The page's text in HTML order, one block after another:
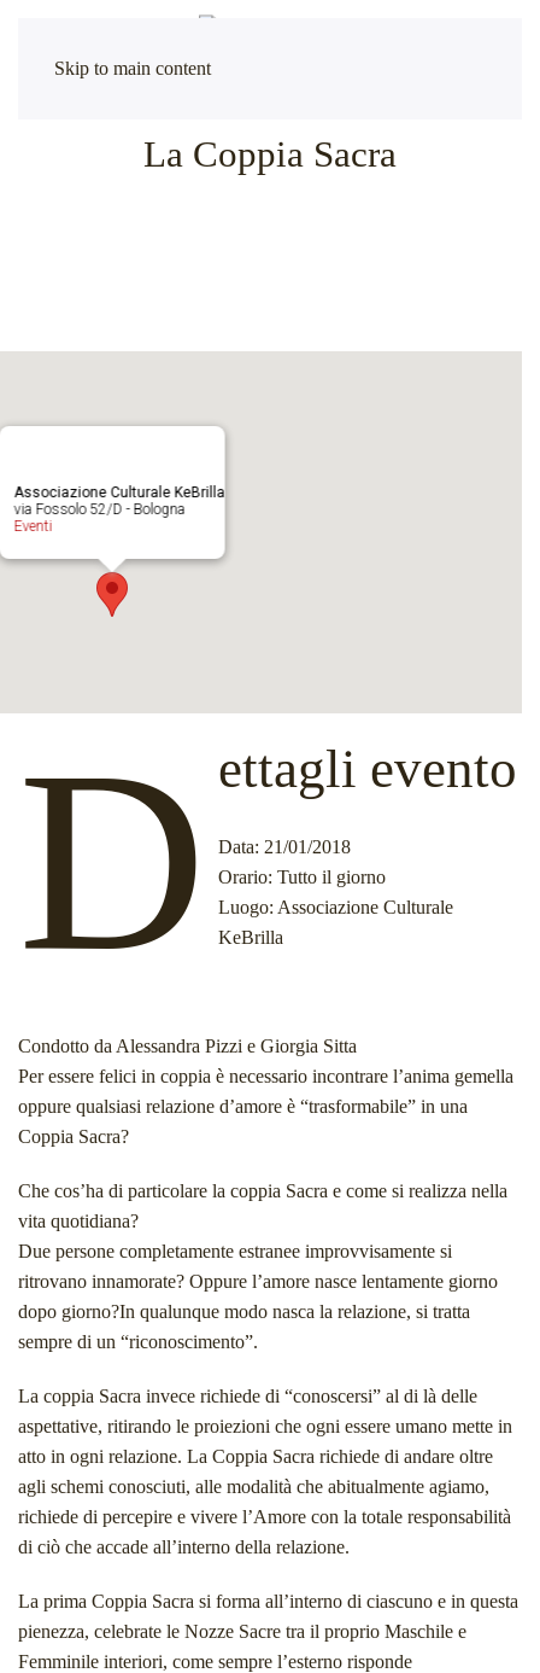
Skip to main content
La Coppia Sacra
Associazione Culturale KeBrilla
via Fossolo 52/D - Bologna
Eventi
D ettagli evento
Data: 21/01/2018
Orario: Tutto il giorno
Luogo: Associazione Culturale
KeBrilla
Condotto da Alessandra Pizzi e Giorgia Sitta
Per essere felici in coppia è necessario incontrare l’anima gemella
oppure qualsiasi relazione d’amore è “trasformabile” in una
Coppia Sacra?
Che cos’ha di particolare la coppia Sacra e come si realizza nella
vita quotidiana?
Due persone completamente estranee improvvisamente si
ritrovano innamorate? Oppure l’amore nasce lentamente giorno
dopo giorno?In qualunque modo nasca la relazione, si tratta
sempre di un “riconoscimento”.
La coppia Sacra invece richiede di “conoscersi” al di là delle
aspettative, ritirando le proiezioni che ogni essere umano mette in
atto in ogni relazione. La Coppia Sacra richiede di andare oltre
agli schemi conosciuti, alle modalità che abitualmente agiamo,
richiede di percepire e vivere l’Amore con la totale responsabilità
di ciò che accade all’interno della relazione.
La prima Coppia Sacra si forma all’interno di ciascuno e in questa
pienezza, celebrate le Nozze Sacre tra il proprio Maschile e
Femminile interiori, come sempre l’esterno risponde